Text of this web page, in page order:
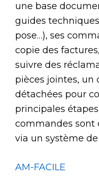
une base
guides
pose…), ses
copie des
suivre des
pièces jointes, un
détachées pour
principales
commandes sont
via un système
AM-FACILE